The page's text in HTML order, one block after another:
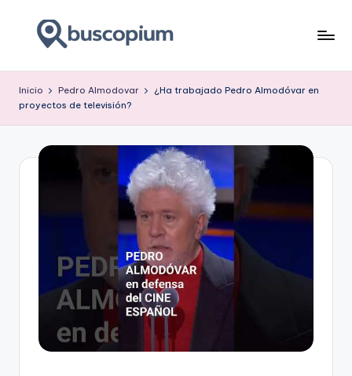
contenido
encontar
Inicio Pedro Almodovar
¿Ha trabajado Pedro Almodóvar en
proyectos de televisión?